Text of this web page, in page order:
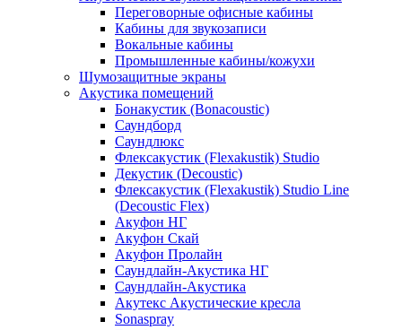
Переговорные офисные кабины
Кабины для звукозаписи
Вокальные кабины
Промышленные кабины/кожухи
Шумозащитные экраны
Акустика помещений
Бонакустик (Bonacoustic)
Саундборд
Саундлюкс
Флексакустик (Flexakustik) Studio
Декустик (Decoustic)
Флексакустик (Flexakustik) Studio Line
(Decoustic Flex)
Акуфон НГ
Акуфон Скай
Акуфон Пролайн
Саундлайн-Акустика НГ
Саундлайн-Акустика
Акутекс Акустические кресла
Sonaspray